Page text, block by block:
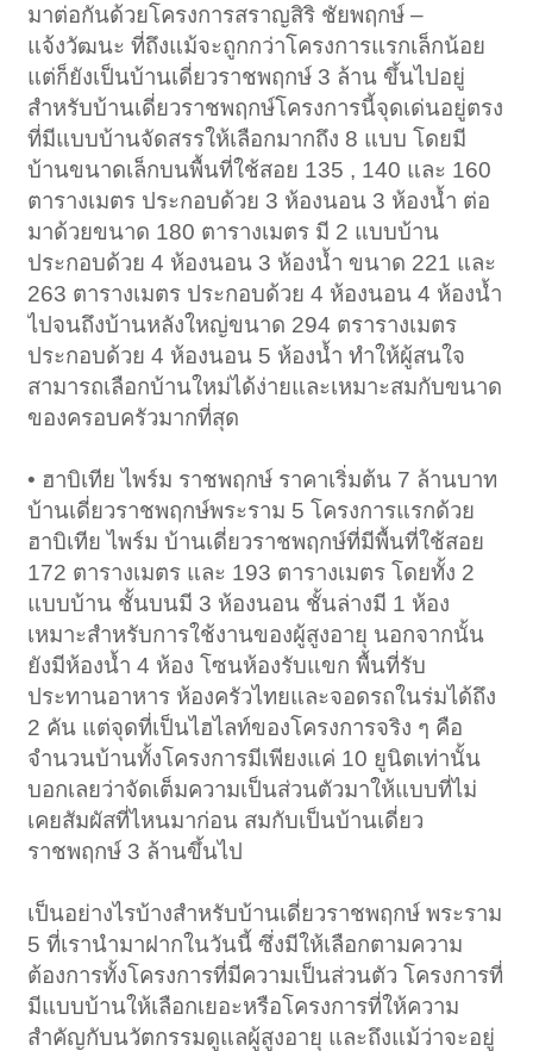
มาต่อกันด้วยโครงการสราญสิริ ชัยพฤกษ์ –
แจ้งวัฒนะ ที่ถึงแม้จะถูกกว่าโครงการแรกเล็กน้อย
แต่ก็ยังเป็นบ้านเดี่ยวราชพฤกษ์ 3 ล้าน ขึ้นไปอยู่
สำหรับบ้านเดี่ยวราชพฤกษ์โครงการนี้จุดเด่นอยู่ตรง
ที่มีแบบบ้านจัดสรรให้เลือกมากถึง 8 แบบ โดยมี
บ้านขนาดเล็กบนพื้นที่ใช้สอย 135 , 140 และ 160
ตารางเมตร ประกอบด้วย 3 ห้องนอน 3 ห้องน้ำ ต่อ
มาด้วยขนาด 180 ตารางเมตร มี 2 แบบบ้าน
ประกอบด้วย 4 ห้องนอน 3 ห้องน้ำ ขนาด 221 และ
263 ตารางเมตร ประกอบด้วย 4 ห้องนอน 4 ห้องน้ำ
ไปจนถึงบ้านหลังใหญ่ขนาด 294 ตรารางเมตร
ประกอบด้วย 4 ห้องนอน 5 ห้องน้ำ ทำให้ผู้สนใจ
สามารถเลือกบ้านใหม่ได้ง่ายและเหมาะสมกับขนาด
ของครอบครัวมากที่สุด
• ฮาบิเทีย ไพร์ม ราชพฤกษ์ ราคาเริ่มต้น 7 ล้านบาท
บ้านเดี่ยวราชพฤกษ์พระราม 5 โครงการแรกด้วย
ฮาบิเทีย ไพร์ม บ้านเดี่ยวราชพฤกษ์ที่มีพื้นที่ใช้สอย
172 ตารางเมตร และ 193 ตารางเมตร โดยทั้ง 2
แบบบ้าน ชั้นบนมี 3 ห้องนอน ชั้นล่างมี 1 ห้อง
เหมาะสำหรับการใช้งานของผู้สูงอายุ นอกจากนั้น
ยังมีห้องน้ำ 4 ห้อง โซนห้องรับแขก พื้นที่รับ
ประทานอาหาร ห้องครัวไทยและจอดรถในร่มได้ถึง
2 คัน แต่จุดที่เป็นไฮไลท์ของโครงการจริง ๆ คือ
จำนวนบ้านทั้งโครงการมีเพียงแค่ 10 ยูนิตเท่านั้น
บอกเลยว่าจัดเต็มความเป็นส่วนตัวมาให้แบบที่ไม่
เคยสัมผัสที่ไหนมาก่อน สมกับเป็นบ้านเดี่ยว
ราชพฤกษ์ 3 ล้านขึ้นไป
เป็นอย่างไรบ้างสำหรับบ้านเดี่ยวราชพฤกษ์ พระราม
5 ที่เรานำมาฝากในวันนี้ ซึ่งมีให้เลือกตามความ
ต้องการทั้งโครงการที่มีความเป็นส่วนตัว โครงการที่
มีแบบบ้านให้เลือกเยอะหรือโครงการที่ให้ความ
สำคัญกับนวัตกรรมดูแลผู้สูงอายุ และถึงแม้ว่าจะอยู่